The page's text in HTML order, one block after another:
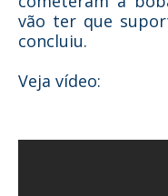
vão ter que
concluiu.
Veja vídeo: